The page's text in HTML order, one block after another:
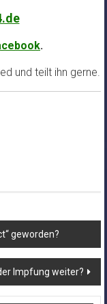
.
und teilt ihn gerne.
geworden?
Impfung weiter?